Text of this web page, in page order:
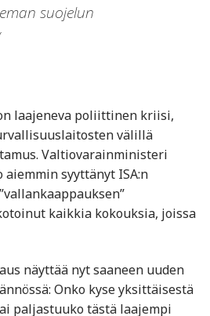
suojelun
laajeneva poliittinen kriisi,
välillä
Valtiovarainministeri
aiemmin syyttänyt ISA:n
kaikkia kokouksia, joissa
näyttää nyt saaneen uuden
Onko kyse yksittäisestä
paljastuuko tästä laajempi